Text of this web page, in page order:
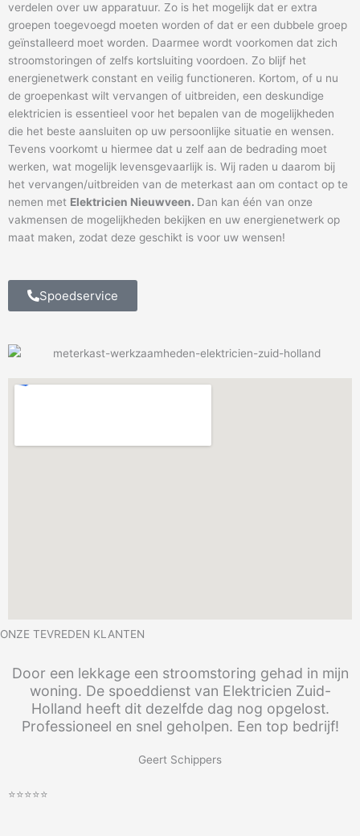
verdelen over uw apparatuur. Zo is het mogelijk dat er extra
groepen toegevoegd moeten worden of dat er een dubbele groep
geïnstalleerd moet worden. Daarmee wordt voorkomen dat zich
stroomstoringen of zelfs kortsluiting voordoen. Zo blijf het
energienetwerk constant en veilig functioneren. Kortom, of u nu
de groepenkast wilt vervangen of uitbreiden, een deskundige
elektricien is essentieel voor het bepalen van de mogelijkheden
die het beste aansluiten op uw persoonlijke situatie en wensen.
Tevens voorkomt u hiermee dat u zelf aan de bedrading moet
werken, wat mogelijk levensgevaarlijk is. Wij raden u daarom bij
het vervangen/uitbreiden van de meterkast aan om contact op te
nemen met Elektricien Nieuwveen. Dan kan één van onze
vakmensen de mogelijkheden bekijken en uw energienetwerk op
maat maken, zodat deze geschikt is voor uw wensen!
Spoedservice
ONZE TEVREDEN KLANTEN
Door een lekkage een stroomstoring gehad in mijn
woning. De spoeddienst van Elektricien Zuid-
Holland heeft dit dezelfde dag nog opgelost.
Professioneel en snel geholpen. Een top bedrijf!
Geert Schippers
⭐⭐⭐⭐⭐